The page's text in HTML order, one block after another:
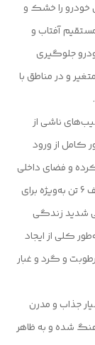
خودرو را خشک و
در برابر تابش مستقیم آفتاب و
جلوگیری
و در مناطق با
آسیب‌های ناشی از
کامل از ورود
و فضای داخلی
خودرو را تمیز و خشک نگه دارد. با این ویژگی‌ها، سقف 6 تن به‌ویژه برای
شدید زندگی
کلی از ایجاد
و گرد و غبار
نیز بسیار جذاب و مدرن
شده و به ظاهر